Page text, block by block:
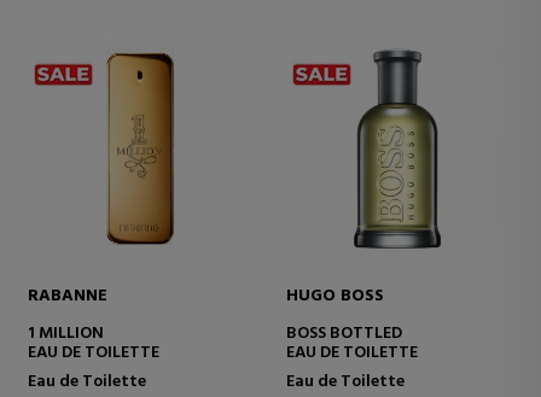
CALVIN KLEIN
CK ONE
EAU DE TOILETTE
Eau de Toilette
JEAN PAUL GAULTIER
LE MALE LE PARFUM
EAU DE PARFUM
Eau de Parfum